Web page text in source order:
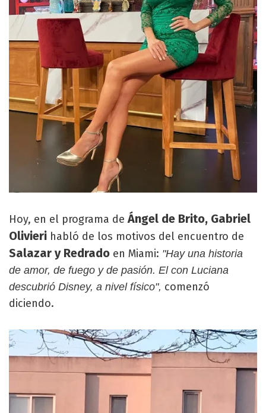
Hoy, en el programa deÁngel de Brito, Gabriel
Olivieri habló de los motivos del encuentro de
Salazar y Redrado en Miami: "Hay una historia
de amor, de fuego y de pasión. El con Luciana
descubrió Disney, a nivel físico", comenzó
diciendo.